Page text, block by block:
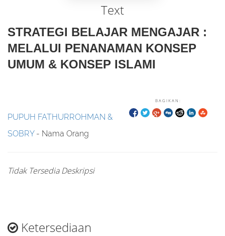
Text
STRATEGI BELAJAR MENGAJAR :
MELALUI PENANAMAN KONSEP
UMUM & KONSEP ISLAMI
BAGIKAN:
PUPUH FATHURROHMAN &
SOBRY- Nama Orang
Tidak Tersedia Deskripsi
Ketersediaan